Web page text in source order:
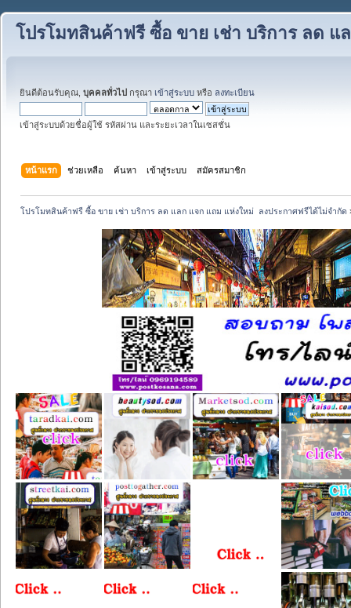
โปรโมทสินค้าฟรี ซื้อ ขาย เช่า บริการ ลด
ยินดีต้อนรับคุณ, บุคคลทั่วไป กรุณา เข้าสู่ระบบ หรือ ลงทะเบียน
เข้าสู่ระบบด้วยชื่อผู้ใช้ รหัสผ่าน และระยะเวลาในเซสชั่น
หน้าแรก ช่วยเหลือ ค้นหา เข้าสู่ระบบ สมัครสมาชิก
โปรโมทสินค้าฟรี ซื้อ ขาย เช่า บริการ ลด แลก แจก แถม แห่งใหม่  ลงประกาศฟรีได้ไม่จำกัด